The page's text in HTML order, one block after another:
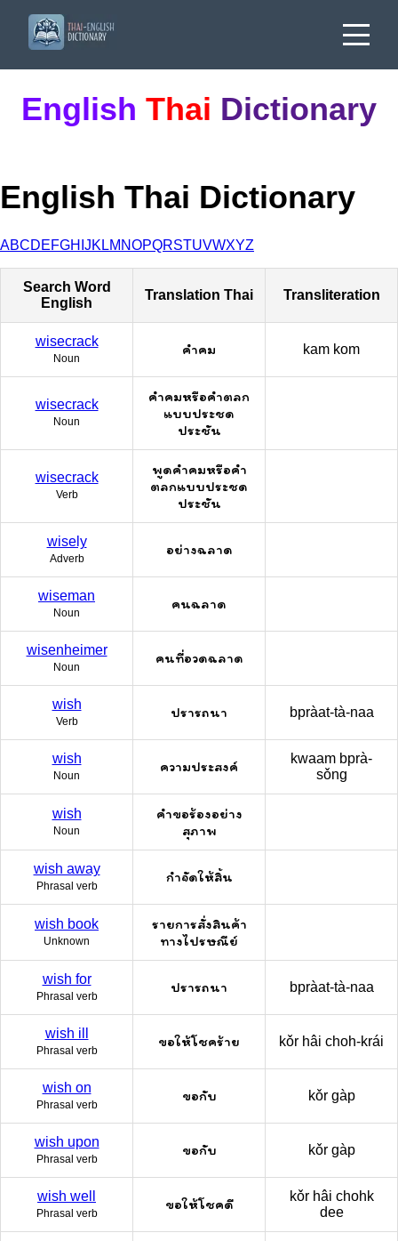
English Thai Dictionary
English Thai Dictionary
ABCDEFGH JK LM NOPQRSTUVWXYZ
Search Word
English
Translation Thai Transliteration
wisecrack
Noun
คำคม kam kom
wisecrack
Noun
คำคมหรือคำตลก
แบบประชด
ประชัน
wisecrack
Verb
พูดคำคมหรือคำ
ตลกแบบประชด
ประชัน
wisely
Adverb
อย่างฉลาด
wiseman
Noun
คนฉลาด
wisenheimer
Noun
คนที่อวดฉลาด
wish
Verb
ปรารถนา bpràat-tà-naa
wish
Noun
ความประสงค์
kwaam bprà-
sǒng
wish
Noun
คำขอร้องอย่าง
สุภาพ
wish away
Phrasal verb
กำจัดให้สิ้น
wish book
Unknown
รายการสั่งสินค้า
ทางไปรษณีย์
wish for
Phrasal verb
ปรารถนา bpràat-tà-naa
wish ill
Phrasal verb
ขอให้โชคร้าย kǒr hâi choh-krái
wish on
Phrasal verb
ขอกับ kǒr gàp
wish upon
Phrasal verb
ขอกับ kǒr gàp
wish well
Phrasal verb
ขอให้โชคดี
kǒr hâi chohk
dee